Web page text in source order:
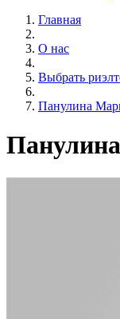
Главная
О нас
Выбрать
Панулина